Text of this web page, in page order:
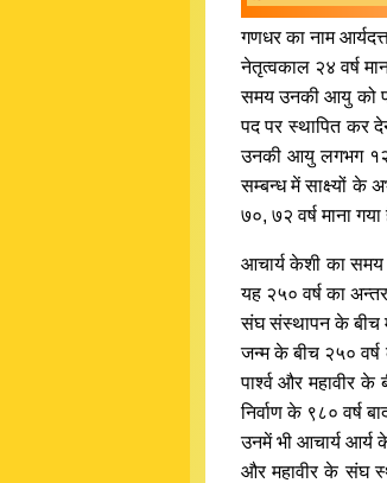
गणधर का नाम
नेतृत्वकाल २४ वर्ष
समय उनकी आयु को
पद पर स्थापित कर
उनकी आयु लगभग
सम्बन्ध में साक्ष्यों के
७०, ७२ वर्ष माना
आचार्य केशी का समय
यह २५० वर्ष का
संघ संस्थापन के बीच
जन्म के बीच २५० वर्ष
पार्श्व और महावीर
निर्वाण के ९८० वर्ष
उनमें भी आचार्य आर्य
और महावीर के संघ